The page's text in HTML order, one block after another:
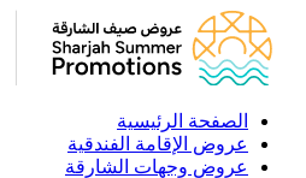
الصفحة الرئيسية
عروض الإقامة الفندقية
عروض وجهات الشارقة